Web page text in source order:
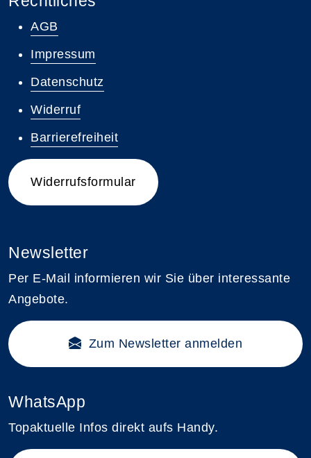
AGB
Impressum
Datenschutz
Widerruf
Barrierefreiheit
Widerrufsformular
Newsletter
Per E-Mail informieren wir Sie über interessante
Angebote.
Zum Newsletter anmelden
WhatsApp
Topaktuelle Infos direkt aufs Handy.